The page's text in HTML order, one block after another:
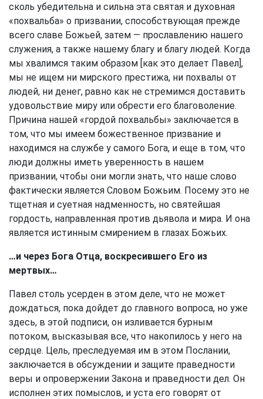
сколь убедительна и сильна эта святая и духовная
«похвальба» о призвании, способствующая прежде
всего славе Божьей, затем — прославлению нашего
служения, а также нашему благу и благу людей. Когда
мы хвалимся таким образом [как это делает Павел],
мы не ищем ни мирского престижа, ни похвалы от
людей, ни денег, равно как не стремимся доставить
удовольствие миру или обрести его благоволение.
Причина нашей «гордой похвальбы» заключается в
том, что мы имеем божественное призвание и
находимся на службе у самого Бога, и еще в том, что
люди должны иметь уверенность в нашем
призвании, чтобы они могли знать, что наше слово
фактически является Словом Божьим. Посему это не
тщетная и суетная надменность, но святейшая
гордость, направленная против дьявола и мира. И она
является истинным смирением в глазах Божьих.
…и через Бога Отца, воскресившего Его из
мертвых…
Павел столь усерден в этом деле, что не может
дождаться, пока дойдет до главного вопроса, но уже
здесь, в этой подписи, он изливается бурным
потоком, высказывая все, что накопилось у него на
сердце. Цель, преследуемая им в этом Послании,
заключается в обсуждении и защите праведности
веры и опровержении Закона и праведности дел. Он
исполнен этих помыслов, и уста его говорят от